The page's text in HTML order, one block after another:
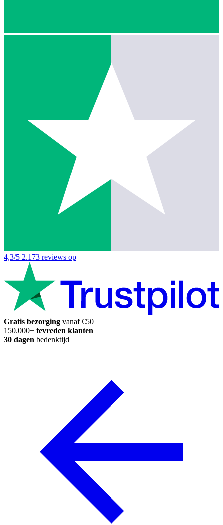
4,3/5 2.173 reviews op
Gratis bezorging vanaf €50
150.000+ tevreden klanten
30 dagen bedenktijd